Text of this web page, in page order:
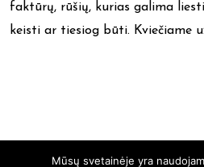
faktūrų, rūšių, kurias galima
keisti ar tiesiog būti. Kviečiame
Mūsų svetainėje yra